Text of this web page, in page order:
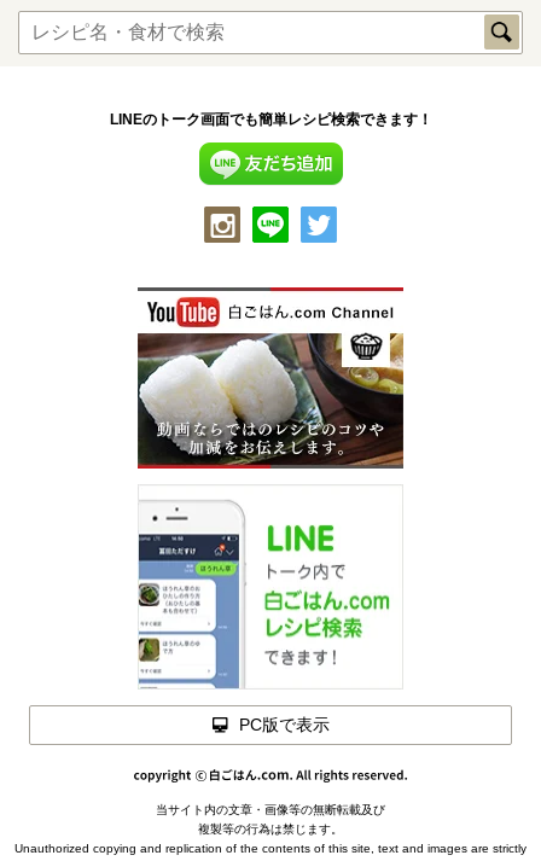
閉じる
下ごしらえ
閉じる
LINEのトーク画面でも簡単レシピ検索できます！
PC版で表示
当サイト内の文章・画像等の無断転載及び
複製等の行為は禁じます。
Unauthorized copying and replication of the contents of this site, text and images are strictly